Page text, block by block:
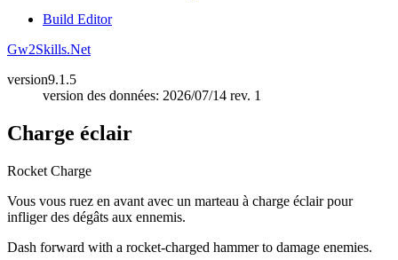
Build Editor
Gw2Skills.Net
version9.1.5
version des données: 2026/07/14 rev. 1
Charge éclair
Rocket Charge
Vous vous ruez en avant avec un marteau à charge éclair pour
infliger des dégâts aux ennemis.
Dash forward with a rocket-charged hammer to damage enemies.